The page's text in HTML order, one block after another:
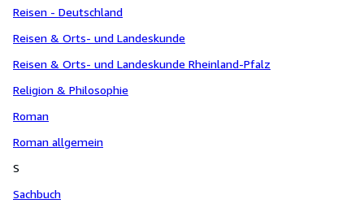
Reisen - Deutschland
Reisen & Orts- und Landeskunde
Reisen & Orts- und Landeskunde Rheinland-Pfalz
Religion & Philosophie
Roman
Roman allgemein
S
Sachbuch